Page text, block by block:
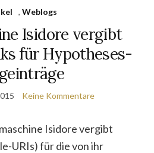
, Weblogs
Isidore vergibt
für Hypotheses-
Keine Kommentare
Isidore vergibt
URIs) für die von ihr